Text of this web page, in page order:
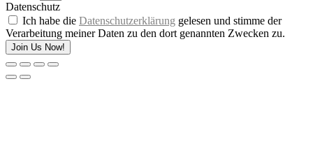
Datenschutz
Ich habe die Datenschutzerklärung gelesen und stimme der
Verarbeitung meiner Daten zu den dort genannten Zwecken zu.
Join Us Now!